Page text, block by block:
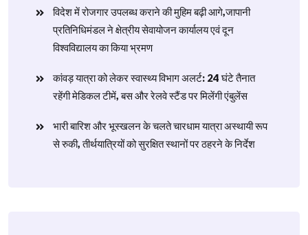
विदेश में रोजगार उपलब्ध कराने की मुहिम बढ़ी आगे,जापानी
प्रतिनिधिमंडल ने क्षेत्रीय सेवायोजन कार्यालय एवं दून
विश्वविद्यालय का किया भ्रमण
​कांवड़ यात्रा को लेकर स्वास्थ्य विभाग अलर्ट: 24 घंटे तैनात
रहेंगी मेडिकल टीमें, बस और रेलवे स्टैंड पर मिलेंगी एंबुलेंस
​भारी बारिश और भूस्खलन के चलते चारधाम यात्रा अस्थायी रूप
से रुकी, तीर्थयात्रियों को सुरक्षित स्थानों पर ठहरने के निर्देश